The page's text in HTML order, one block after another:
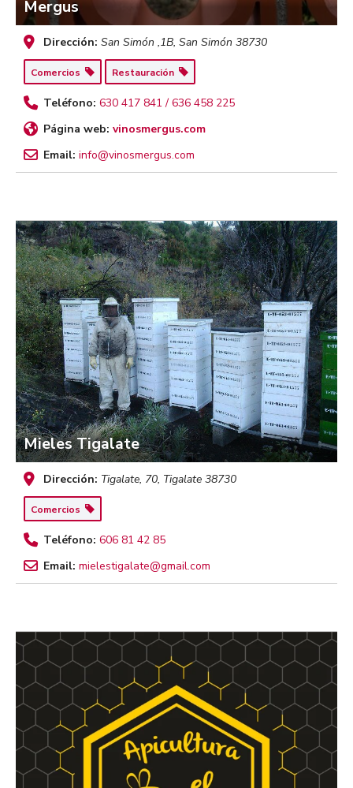
Mergus
Dirección: San Simón ,1B, San Simón 38730
Comercios Restauración
Teléfono: 630 417 841 / 636 458 225
Página web: vinosmergus.com
Email: info@vinosmergus.com
Mieles Tigalate
Dirección: Tigalate, 70, Tigalate 38730
Comercios
Teléfono: 606 81 42 85
Email: mielestigalate@gmail.com